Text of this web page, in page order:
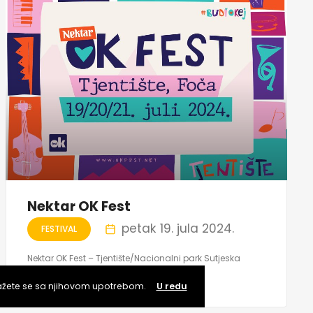
Nektar OK Fest
FESTIVAL petak 19. jula 2024.
Nektar OK Fest – Tjentište/Nacionalni park Sutjeska
Tjentište, Foča
se sa njihovom upotrebom. U redu